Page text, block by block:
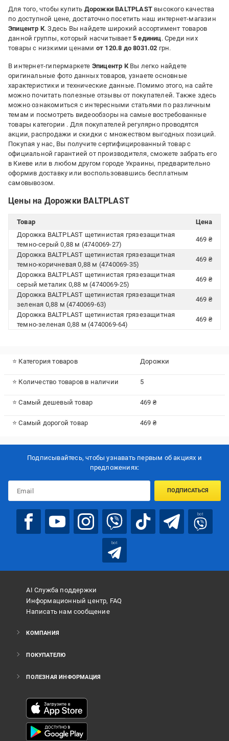
Для того, чтобы купить Дорожки BALTPLAST высокого качества
по доступной цене, достаточно посетить наш интернет-магазин
Эпицентр К. Здесь Вы найдете широкий ассортимент товаров
данной группы, который насчитывает 5 единиц. Среди них
товары с низкими ценами от 120.8 до 8031.02 грн.
В интернет-гипермаркете Эпицентр КВы легко найдете
оригинальные фото данных товаров, узнаете основные
характеристики и технические данные. Помимо этого, на сайте
можно почитать полезные отзывы от покупателей. Также здесь
можно ознакомиться с интересными статьями по различным
темам и посмотреть видеообзоры на самые востребованные
товары категории . Для покупателей регулярно проводятся
акции, распродажи и скидки с множеством выгодных позиций.
Покупая у нас, Вы получите сертифицированный товар с
официальной гарантией от производителя, сможете забрать его
в Киеве или в любом другом городе Украины, предварительно
оформив доставку или воспользовавшись бесплатным
самовывозом.
Цены на Дорожки BALTPLAST
Товар
Цена
Дорожка BALTPLAST щетинистая грязезащитная
темно-серый 0,88 м (4740069-27)
469 ₴
Дорожка BALTPLAST щетинистая грязезащитная
темно-коричневая 0,88 м (4740069-35)
469 ₴
Дорожка BALTPLAST щетинистая грязезащитная
серый металик 0,88 м (4740069-25)
469 ₴
Дорожка BALTPLAST щетинистая грязезащитная
зеленая 0,88 м (4740069-63)
469 ₴
Дорожка BALTPLAST щетинистая грязезащитная
темно-зеленая 0,88 м (4740069-64)
469 ₴
⭐ Категория товаров Дорожки
⭐ Количество товаров в наличии 5
⭐ Самый дешевый товар 469 ₴
⭐ Самый дорогой товар 469 ₴
Подписывайтесь, чтобы узнавать первым об акцияx и
предложениях:
ПОДПИСАТЬСЯ
bot
bot
AI Служба поддержки
Информационный центр, FAQ
Написать нам сообщение
КОМПАНИЯ
ПОКУПАТЕЛЮ
ПОЛЕЗНАЯ ИНФОРМАЦИЯ